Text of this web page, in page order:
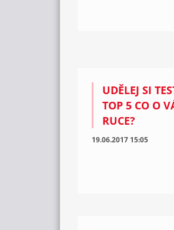
UDĚLEJ SI
TOP 5 CO O
RUCE?
19.06.2017 15:05